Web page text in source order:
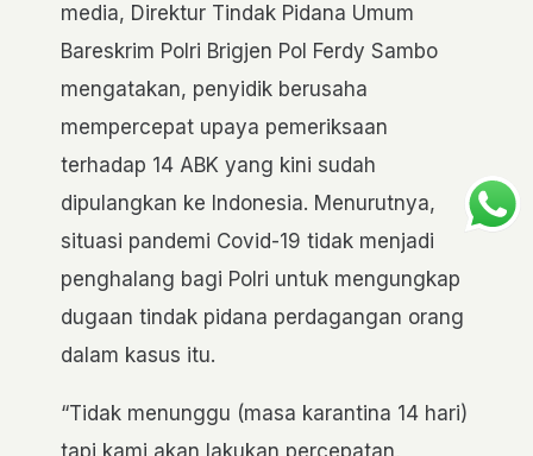
media, Direktur Tindak Pidana Umum
Bareskrim Polri Brigjen Pol Ferdy Sambo
mengatakan, penyidik berusaha
mempercepat upaya pemeriksaan
terhadap 14 ABK yang kini sudah
dipulangkan ke Indonesia. Menurutnya,
situasi pandemi Covid-19 tidak menjadi
penghalang bagi Polri untuk mengungkap
dugaan tindak pidana perdagangan orang
dalam kasus itu.
“Tidak menunggu (masa karantina 14 hari)